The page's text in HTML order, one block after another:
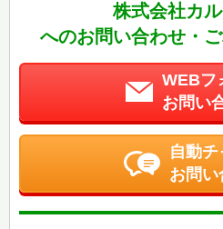
株式会社カ
へのお問い合わせ・
WEBフ
お問い
自動
お問い